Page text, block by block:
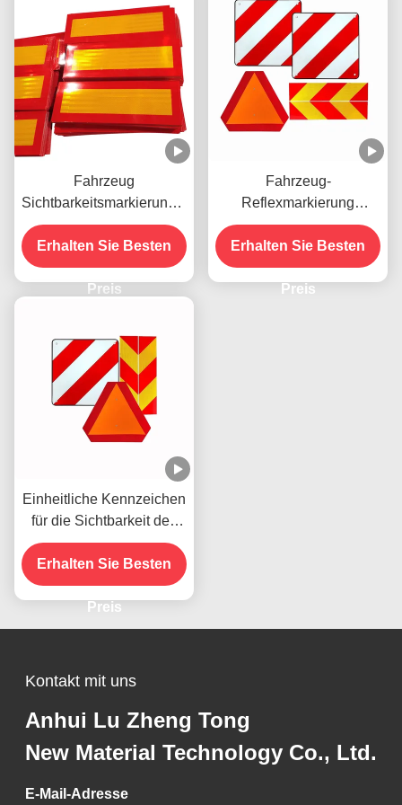
Fahrzeug
Sichtbarkeitsmarkierungen
Gelb und Rot gestreifter
Aluminiumreflektor
Reflektor Chevron
Aufkleber für
Erhalten Sie Besten
Preis
Fahrzeug-
Reflexmarkierung
Warnschild Reflex-
Heckmarkierungstafel für
Italien Spanien
Erhalten Sie Besten
Preis
Einheitliche Kennzeichen
für die Sichtbarkeit des
Fahrzeugs
Erhalten Sie Besten
Preis
Kontakt mit uns
Anhui Lu Zheng Tong
New Material Technology Co., Ltd.
E-Mail-Adresse